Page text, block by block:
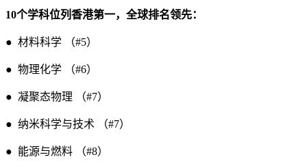
10个学科位列香港第一，全球排名领先：
● 材料科学 （#5）
● 物理化学 （#6）
● 凝聚态物理 （#7）
● 纳米科学与技术 （#7）
● 能源与燃料 （#8）